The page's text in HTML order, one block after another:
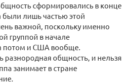
сформировались в конце
были лишь частью этой
важной, поскольку именно
группой в начале
потом и США вообще.
общность, и нельзя
занимает в стране